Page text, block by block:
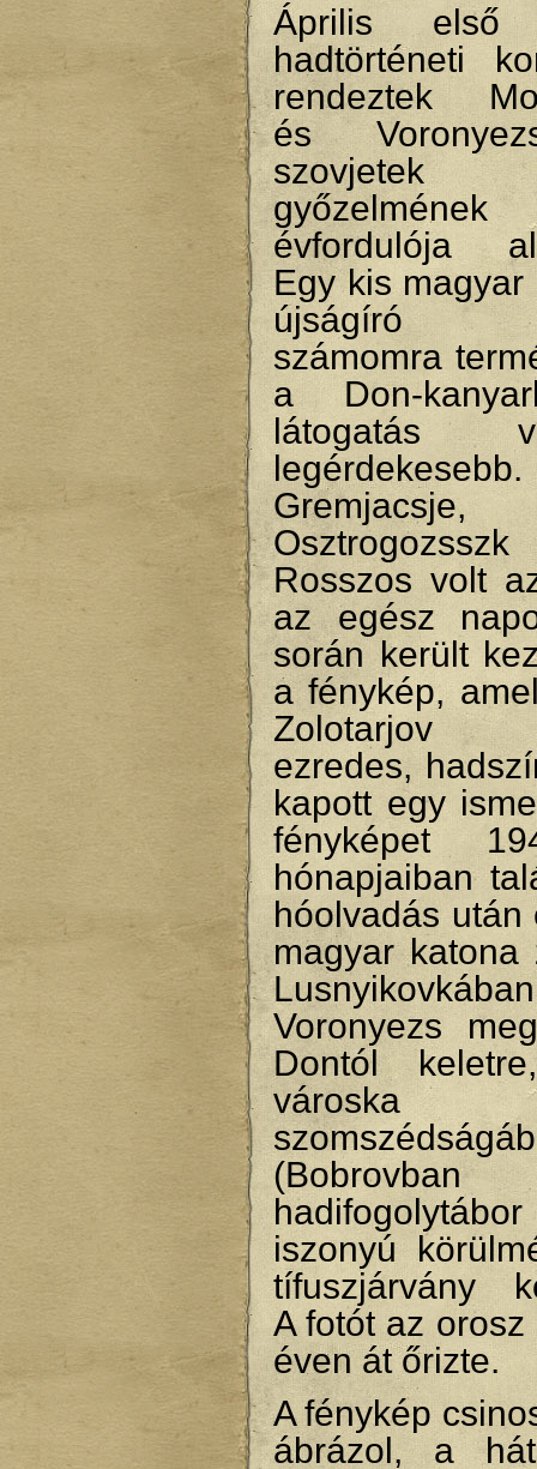
Április első
hadtörténeti
rendeztek
és
szovjetek
évfordulója
Egy kis magyar
újságíró
számomra
a Don-
legérdekesebb.
Gremjacsje,
Rosszos volt
az egész
során került
a fénykép,
Zolotarjov
ezredes,
kapott egy
fényképet
hónapjaiban
hóolvadás után
magyar katona
Voronyezs
Dontól
városka
(Bobrovban
hadifogolytábor
iszonyú
tífuszjárvány
A fotót az
éven át őrizte.
A fénykép
ábrázol, a